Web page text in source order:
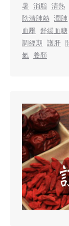
暑 消脂 清熱
陰清肺熱 潤肺
血壓 舒緩血糖
調經期 護肝
氣 養顏